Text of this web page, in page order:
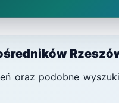
oraz podobne